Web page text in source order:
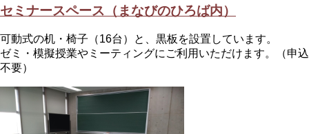
セミナースペース（まなびのひろば内）
可動式の机・椅子（16台）と、黒板を設置しています。
ゼミ・模擬授業やミーティングにご利用いただけます。（申込
不要）